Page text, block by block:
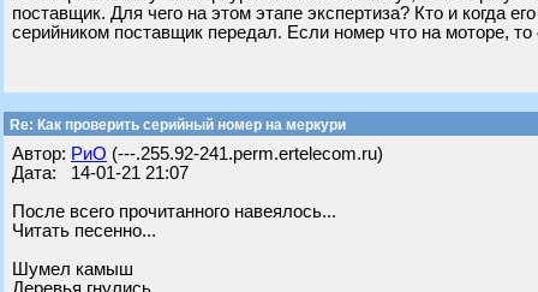
поставщик. Для чего на этом этапе экспертиза? Кто и когда
серийником поставщик передал. Если номер что на моторе,
Re: Как проверить серийный номер на меркури
Автор: РиО (---.255.92-241.perm.ertelecom.ru)
Дата: 14-01-21 21:07
После всего прочитанного навеялось...
Читать песенно...
Шумел камыш